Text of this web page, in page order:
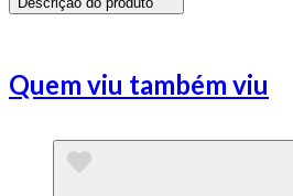
Quem viu também viu